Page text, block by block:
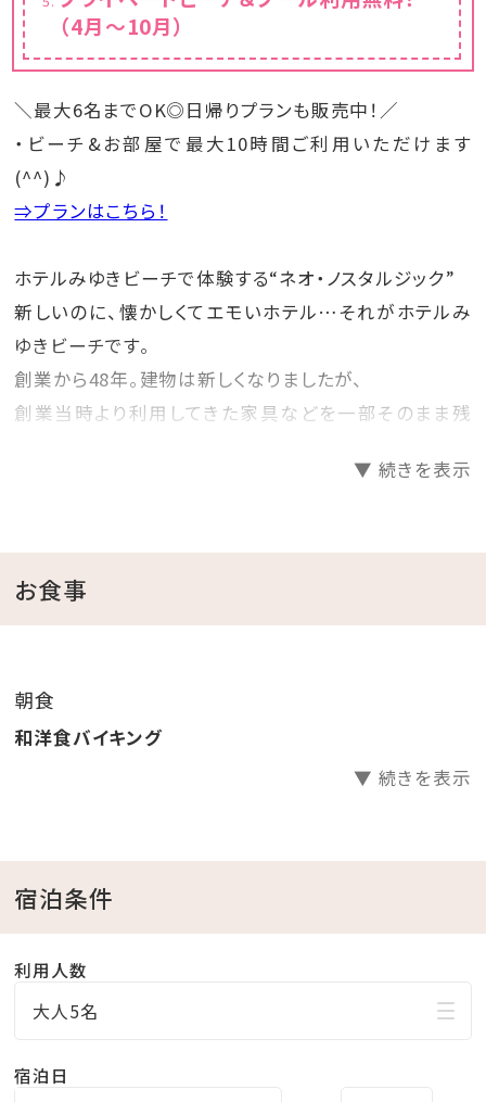
（4月～10月）
＼最大6名までOK◎日帰りプランも販売中！／
・ビーチ&お部屋で最大10時間ご利用いただけます
(^^)♪
⇒プランはこちら！
ホテルみゆきビーチで体験する“ネオ・ノスタルジック”
新しいのに、懐かしくてエモいホテル…それがホテルみ
ゆきビーチです。
創業から48年。建物は新しくなりましたが、
創業当時より利用してきた家具などを一部そのまま残
ホテルみゆきビーチで#レトロ映えを楽しんでみません
☆･*:.｡. .｡.:*･☆ﾟ･*:.｡. .｡.:*･☆ﾟ･*:.｡. .｡.:*･☆ﾟ･*:.｡.
①昭和レトロな柄が大人気の「アデリアグラス」にカラフ
ルなドリンクを注ぐ☆レトロウェルカムドリンク
レトロな柄のアデリアグラス貸出（人数分）
チェキ貸出し（お部屋に一台）
チェキ専用フィルムチェキ専用フィルム1パック10枚
※アデリアグラス・チェキはお持ち帰りいただけません。
※特典は小学生以上に限ります。
▼ 続きを表示
お食事
朝食
和洋食バイキング
▼ 続きを表示
宿泊条件
利用人数
大人5名
宿泊日